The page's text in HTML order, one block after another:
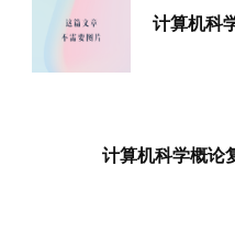
文
计算机科
计算机科学概论